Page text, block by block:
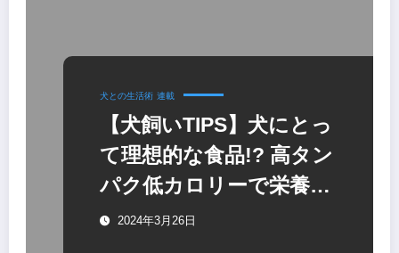
犬との生活術 連載
【犬飼いTIPS】犬にとっ
て理想的な食品!? 高タン
パク低カロリーで栄養豊
富な豆腐の与え方と注意
2024年3月26日